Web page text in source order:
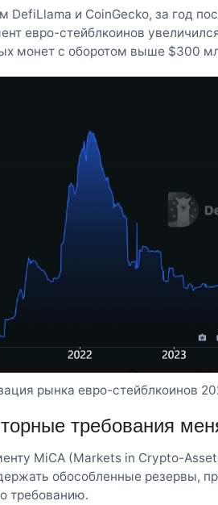
DefiLlama и CoinGecko, за год
евро-стейблкоинов
монет с оборотом выше $300
рынка евро-стейблкоинов
требования
MiCA (Markets in Crypto-
обособленные резервы,
требованию.